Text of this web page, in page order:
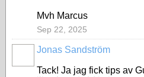
Mvh Marcus
Sep 22, 2025
Jonas Sandström
Tack! Ja jag fick tips av